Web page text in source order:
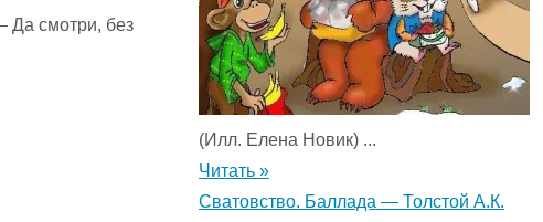
Да смотри, без
(Илл. Елена Новик) ...
Читать »
Сватовство. Баллада — Толстой А.К.